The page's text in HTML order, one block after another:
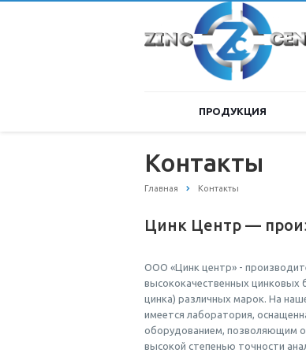
ПРОДУКЦИЯ
Контакты
Главная Контакты
Цинк Центр ––
ООО «Цинк центр» -
высококачественных цинковых
цинка) различных марок. На
имеется лаборатория,
оборудованием, позволяющим
высокой степенью точности